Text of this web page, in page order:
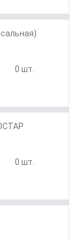
0 шт.
0 шт.